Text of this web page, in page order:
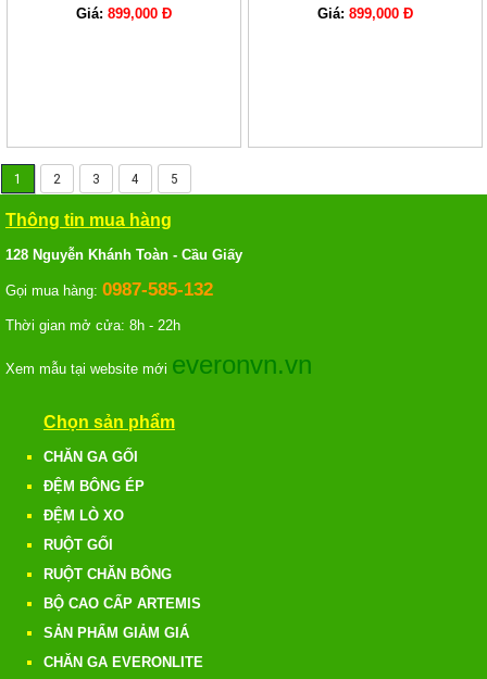
Giá: 899,000 Đ Giá: 899,000 Đ
1 2 3 4 5
Thông tin mua hàng
128 Nguyễn Khánh Toàn - Cầu Giấy
Gọi mua hàng: 0987-585-132
Thời gian mở cửa: 8h - 22h
Xem mẫu tại website mới everonvn.vn
Chọn sản phẩm
CHĂN GA GỐI
ĐỆM BÔNG ÉP
ĐỆM LÒ XO
RUỘT GỐI
RUỘT CHĂN BÔNG
BỘ CAO CẤP ARTEMIS
SẢN PHẨM GIẢM GIÁ
CHĂN GA EVERONLITE